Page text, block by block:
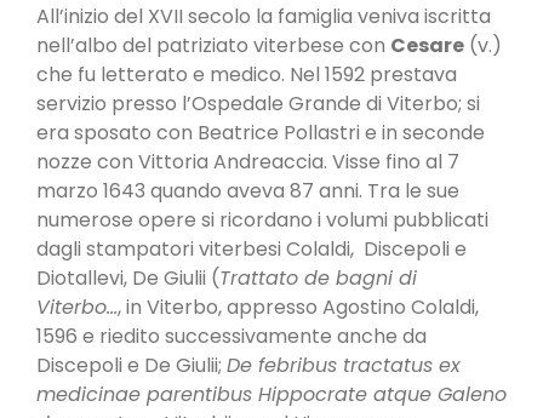
All’inizio del XVII secolo la famiglia veniva iscritta
nell’albo del patriziato viterbese con Cesare (v.)
che fu letterato e medico. Nel 1592 prestava
servizio presso l’Ospedale Grande di Viterbo; si
era sposato con Beatrice Pollastri e in seconde
nozze con Vittoria Andreaccia. Visse fino al 7
marzo 1643 quando aveva 87 anni. Tra le sue
numerose opere si ricordano i volumi pubblicati
dagli stampatori viterbesi Colaldi, Discepoli e
Diotallevi, De Giulii (Trattato de bagni di
Viterbo…, in Viterbo, appresso Agostino Colaldi,
1596 e riedito successivamente anche da
Discepoli e De Giulii; De febribus tractatus ex
medicinae parentibus Hippocrate atque Galeno